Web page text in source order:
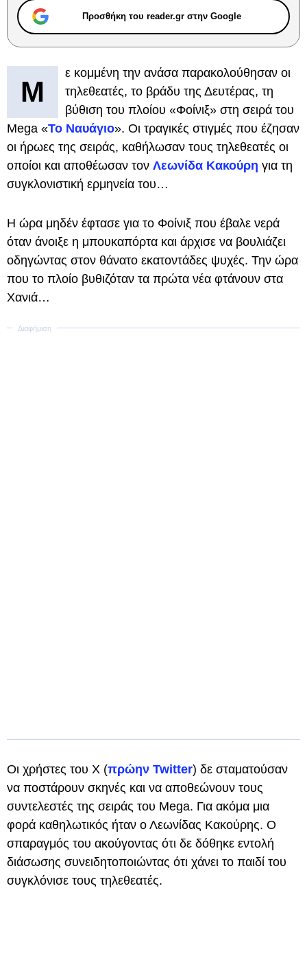
Προσθήκη του reader.gr στην Google
Μ
ε κομμένη την ανάσα παρακολούθησαν οι
τηλεθεατές, το βράδυ της Δευτέρας, τη
βύθιση του πλοίου «Φοίνιξ» στη σειρά του
Mega «Το Ναυάγιο». Οι τραγικές στιγμές που έζησαν
οι ήρωες της σειράς, καθήλωσαν τους τηλεθεατές οι
οποίοι και αποθέωσαν τον Λεωνίδα Κακούρη για τη
συγκλονιστική ερμηνεία του…
Η ώρα μηδέν έφτασε για το Φοίνιξ που έβαλε νερά
όταν άνοιξε η μπουκαπόρτα και άρχισε να βουλιάζει
οδηγώντας στον θάνατο εκατοντάδες ψυχές. Την ώρα
που το πλοίο βυθιζόταν τα πρώτα νέα φτάνουν στα
Χανιά…
Οι χρήστες του Χ (πρώην Twitter) δε σταματούσαν
να ποστάρουν σκηνές και να αποθεώνουν τους
συντελεστές της σειράς του Mega. Για ακόμα μια
φορά καθηλωτικός ήταν ο Λεωνίδας Κακούρης. Ο
σπαραγμός του ακούγοντας ότι δε δόθηκε εντολή
διάσωσης συνειδητοποιώντας ότι χάνει το παιδί του
συγκλόνισε τους τηλεθεατές.